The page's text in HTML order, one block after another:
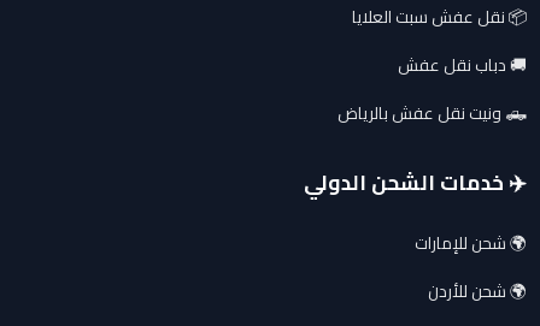
📦 نقل عفش سبت العلايا
🚚 دباب نقل عفش
🛻 ونيت نقل عفش بالرياض
✈️ خدمات الشحن الدولي
🌍 شحن للإمارات
🌍 شحن للأردن